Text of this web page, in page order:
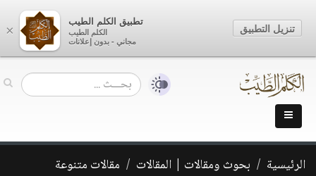
الرئيسية بحوث ومقالات | المقالات
مقالات متنوعة
×
تطبيق الكلم الطيب
الكلم الطيب
مجاني - بدون إعلانات
تنزيل التطبيق